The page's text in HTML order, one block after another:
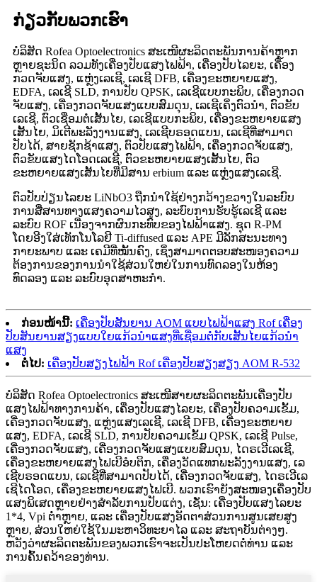
ກ່ຽວກັບພວກເຮົາ
ບໍລິສັດ Rofea Optoelectronics ສະເໜີຜະລິດຕະພັນການຄ້າຫຼາກ
ຫຼາຍຊະນິດ ລວມທັງເຄື່ອງປັບແສງໄຟຟ້າ, ເຄື່ອງປັບໄລຍະ, ເຄື່ອງ
ກວດຈັບແສງ, ແຫຼ່ງເລເຊີ, ເລເຊີ DFB, ເຄື່ອງຂະຫຍາຍແສງ,
EDFA, ເລເຊີ SLD, ການປັບ QPSK, ເລເຊີແບບກະພິບ, ເຄື່ອງກວດ
ຈັບແສງ, ເຄື່ອງກວດຈັບແສງແບບສົມດຸນ, ເລເຊີເຄິ່ງຕົວນຳ, ຕົວຂັບ
ເລເຊີ, ຕົວເຊື່ອມຕໍ່ເສັ້ນໄຍ, ເລເຊີແບບກະພິບ, ເຄື່ອງຂະຫຍາຍແສງ
ເສັ້ນໄຍ, ມິເຕີພະລັງງານແສງ, ເລເຊີບຣອດແບນ, ເລເຊີທີ່ສາມາດ
ປັບໄດ້, ສາຍຊັກຊ້າແສງ, ຕົວປັບແສງໄຟຟ້າ, ເຄື່ອງກວດຈັບແສງ,
ຕົວຂັບແສງໄດໂອດເລເຊີ, ຕົວຂະຫຍາຍແສງເສັ້ນໄຍ, ຕົວ
ຂະຫຍາຍແສງເສັ້ນໄຍທີ່ມີສານ erbium ແລະ ແຫຼ່ງແສງເລເຊີ.
ຕົວປັບປ່ຽນໄລຍະ LiNbO3 ຖືກນຳໃຊ້ຢ່າງກວ້າງຂວາງໃນລະບົບ
ການສື່ສານທາງແສງຄວາມໄວສູງ, ລະບົບການຮັບຮູ້ເລເຊີ ແລະ
ລະບົບ ROF ເນື່ອງຈາກຜົນກະທົບຂອງໄຟຟ້າແສງ. ຊຸດ R-PM
ໂດຍອີງໃສ່ເທັກໂນໂລຢີ Ti-diffused ແລະ APE ມີລັກສະນະທາງ
ກາຍະພາບ ແລະ ເຄມີທີ່ໝັ້ນຄົງ, ເຊິ່ງສາມາດຕອບສະໜອງຄວາມ
ຕ້ອງການຂອງການນຳໃຊ້ສ່ວນໃຫຍ່ໃນການທົດລອງໃນຫ້ອງ
ທົດລອງ ແລະ ລະບົບອຸດສາຫະກຳ.
ກ່ອນໜ້ານີ້: ເຄື່ອງປັບສັນຍານ AOM ແບບໄຟຟ້າແສງ Rof ເຄື່ອງ
ປັບສັນຍານສຽງແບບໃຍແກ້ວນຳແສງທີ່ເຊື່ອມຕໍ່ກັບເສັ້ນໄຍແກ້ວນຳ
ແສງ
ຕໍ່ໄປ: ເຄື່ອງປັບສຽງໄຟຟ້າ Rof ເຄື່ອງປັບສຽງສຽງ AOM R-532
ບໍລິສັດ Rofea Optoelectronics ສະເໜີສາຍຜະລິດຕະພັນເຄື່ອງປັບ
ແສງໄຟຟ້າທາງການຄ້າ, ເຄື່ອງປັບແສງໄລຍະ, ເຄື່ອງປັບຄວາມເຂັ້ມ,
ເຄື່ອງກວດຈັບແສງ, ແຫຼ່ງແສງເລເຊີ, ເລເຊີ DFB, ເຄື່ອງຂະຫຍາຍ
ແສງ, EDFA, ເລເຊີ SLD, ການປັບຄວາມເຂັ້ມ QPSK, ເລເຊີ Pulse,
ເຄື່ອງກວດຈັບແສງ, ເຄື່ອງກວດຈັບແສງແບບສົມດຸນ, ໄດຣເວີເລເຊີ,
ເຄື່ອງຂະຫຍາຍແສງໄຟເບີອໍບຕິກ, ເຄື່ອງວັດແທກພະລັງງານແສງ, ເລ
ເຊີບຣອດແບນ, ເລເຊີທີ່ສາມາດປັບໄດ້, ເຄື່ອງກວດຈັບແສງ, ໄດຣເວີເລ
ເຊີໄດໂອດ, ເຄື່ອງຂະຫຍາຍແສງໄຟເບີ. ພວກເຮົາຍັງສະໜອງເຄື່ອງປັບ
ແສງພິເສດຫຼາຍຢ່າງສຳລັບການປັບແຕ່ງ, ເຊັ່ນ: ເຄື່ອງປັບແສງໄລຍະ
1*4, Vpi ຕ່ຳຫຼາຍ, ແລະ ເຄື່ອງປັບແສງອັດຕາສ່ວນການສູນເສຍສູງ
ຫຼາຍ, ສ່ວນໃຫຍ່ໃຊ້ໃນມະຫາວິທະຍາໄລ ແລະ ສະຖາບັນຕ່າງໆ.
ຫວັງວ່າຜະລິດຕະພັນຂອງພວກເຮົາຈະເປັນປະໂຫຍດຕໍ່ທ່ານ ແລະ
ການຄົ້ນຄວ້າຂອງທ່ານ.